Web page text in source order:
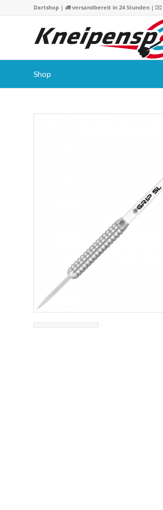
Dartshop | versandbereit in 24 Stunden |
Shop